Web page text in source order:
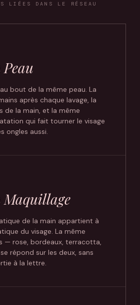
LIÉES DANS LE RÉSEAU
bout de la même peau. La
après chaque lavage, la
de la main, et la même
qui fait tourner le visage
ongles aussi.
de la main appartient à
du visage. La même
— rose, bordeaux, terracotta,
répond sur les deux, sans
à la lettre.